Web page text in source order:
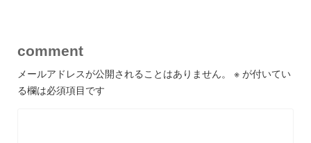
comment
メールアドレスが公開されることはありません。 ※ が付いてい
る欄は必須項目です